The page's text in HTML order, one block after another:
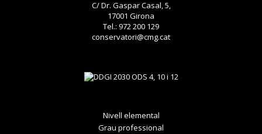
C/ Dr. Gaspar Casal, 5,
17001 Girona
Tel.: 972 200 129
conservatori@cmg.cat
Nivell elemental
Grau professional